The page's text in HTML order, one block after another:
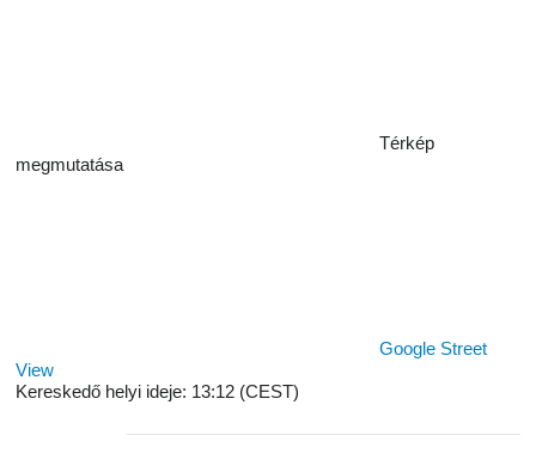
Térkép
megmutatása
Google Street
View
Kereskedő helyi ideje: 13:12 (CEST)